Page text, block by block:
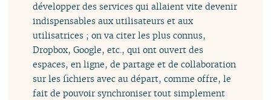
développer des services qui allaient vite devenir
indispensables aux utilisateurs et aux
utilisatrices ; on va citer les plus connus,
Dropbox, Google, etc., qui ont ouvert des
espaces, en ligne, de partage et de collaboration
sur les fichiers avec au départ, comme offre, le
fait de pouvoir synchroniser tout simplement